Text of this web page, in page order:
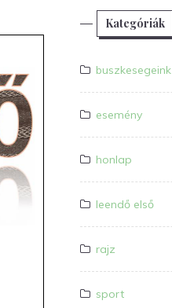
Kategóriák
buszkesegeink
esemény
honlap
leendő első
rajz
sport